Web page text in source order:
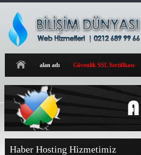
alan adı Güvenlik SSL Sertifikası
Haber Hosting Hizmetimiz